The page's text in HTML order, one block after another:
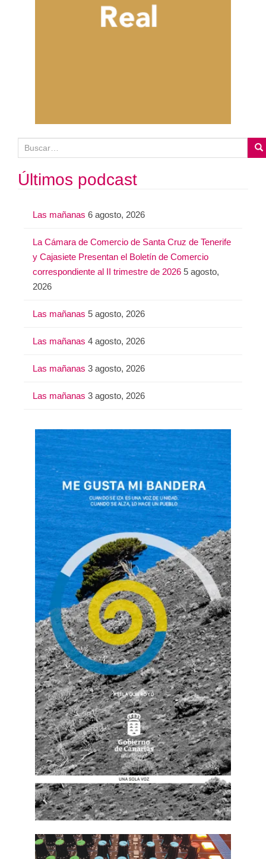
u
sÚltimos podcast
Las mañanas 6 agosto, 2026
La Cámara de Comercio de Santa Cruz de Tenerife
y Cajasiete Presentan el Boletín de Comercio
correspondiente al II trimestre de 2026 5 agosto,
2026
Las mañanas 5 agosto, 2026
Las mañanas 4 agosto, 2026
Las mañanas 3 agosto, 2026
Las mañanas 3 agosto, 2026